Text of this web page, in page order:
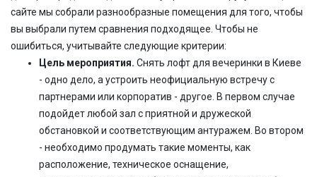
сайте мы собрали разнообразные помещения для того, чтобы
вы выбрали путем сравнения подходящее. Чтобы не
ошибиться, учитывайте следующие критерии:
Цель мероприятия. Снять лофт для вечеринки в Киеве
- одно дело, а устроить неофициальную встречу с
партнерами или корпоратив - другое. В первом случае
подойдет любой зал с приятной и дружеской
обстановкой и соответствующим антуражем. Во втором
- необходимо продумать такие моменты, как
расположение, техническое оснащение,